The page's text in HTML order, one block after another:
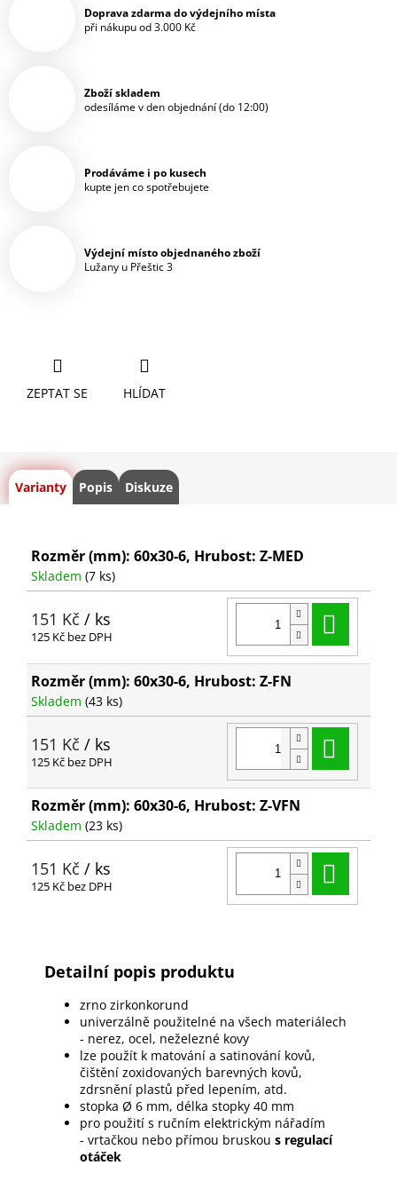
Doprava zdarma do výdejního místa
při nákupu od 3.000 Kč
Zboží skladem
odesíláme v den objednání (do 12:00)
Prodáváme i po kusech
kupte jen co spotřebujete
Výdejní místo objednaného zboží
Lužany u Přeštic 3
ZEPTAT SE HLÍDAT
Varianty Popis Diskuze
Rozměr (mm): 60x30-6, Hrubost: Z-MED
Skladem (7 ks)
151 Kč / ks
125 Kč bez DPH
Rozměr (mm): 60x30-6, Hrubost: Z-FN
Skladem (43 ks)
151 Kč / ks
125 Kč bez DPH
Rozměr (mm): 60x30-6, Hrubost: Z-VFN
Skladem (23 ks)
151 Kč / ks
125 Kč bez DPH
Detailní popis produktu
zrno zirkonkorund
univerzálně použitelné na všech materiálech
- nerez, ocel, neželezné kovy
lze použít k matování a satinování kovů,
čištění zoxidovaných barevných kovů,
zdrsnění plastů před lepením, atd.
stopka Ø 6 mm, délka stopky 40 mm
pro použití s ručním elektrickým nářadím
- vrtačkou nebo přímou bruskou s regulací
otáček